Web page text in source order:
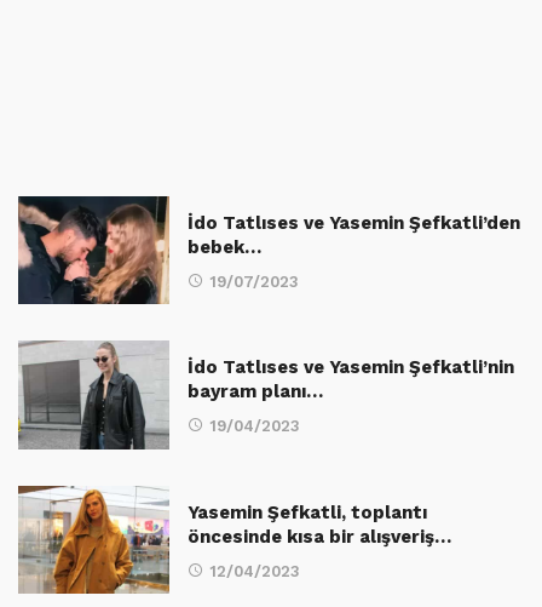
İdo Tatlıses ve Yasemin Şefkatli’den
bebek…
19/07/2023
İdo Tatlıses ve Yasemin Şefkatli’nin
bayram planı…
19/04/2023
Yasemin Şefkatli, toplantı
öncesinde kısa bir alışveriş…
12/04/2023